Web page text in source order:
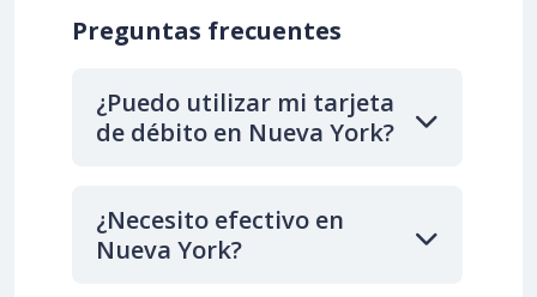
Preguntas frecuentes
¿Puedo utilizar mi tarjeta
de débito en Nueva York?
¿Necesito efectivo en
Nueva York?